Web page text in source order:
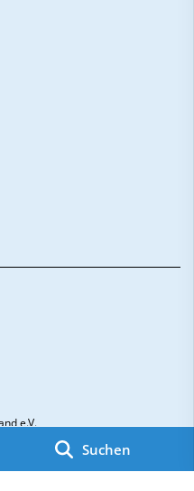
Suchen
e.V.
„Sportdeutschland – Deine